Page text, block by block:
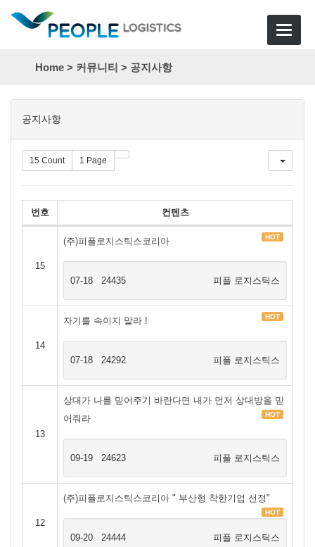
Toggle
Home > 커뮤니티 > 공지사항
공지사항목
15 Count 1 Page
번호 컨텐츠
15
(주)피플로지스틱스코리아 HOT
07-18 24435 피플 로지스틱스
14
자기를 속이지 말라 ! HOT
07-18 24292 피플 로지스틱스
13
상대가 나를 믿어주기 바란다면 내가 먼저 상대방을 믿
어줘라
HOT
09-19 24623 피플 로지스틱스
12
(주)피플로지스틱스코리아 " 부산형 착한기업 선정"
HOT
09-20 24444 피플 로지스틱스